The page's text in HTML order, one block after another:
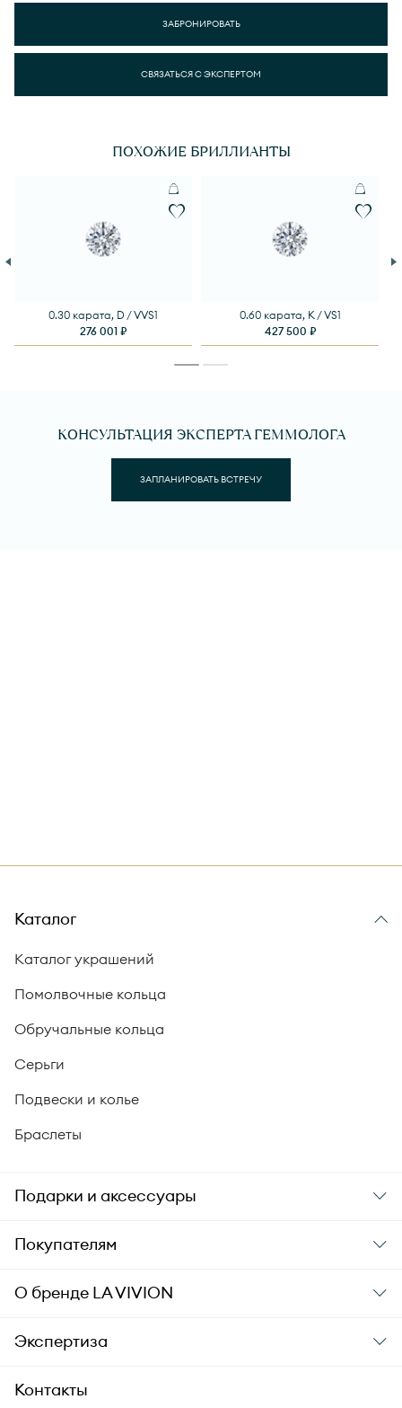
ЗАБРОНИРОВАТЬ
СВЯЗАТЬСЯ С ЭКСПЕРТОМ
ПОХОЖИЕ БРИЛЛИАНТЫ
0.30 карата, D / VVS1
276 001 ₽
0.60 карата, K / VS1
427 500 ₽
КОНСУЛЬТАЦИЯ ЭКСПЕРТА ГЕММОЛОГА
ЗАПЛАНИРОВАТЬ ВСТРЕЧУ
Каталог
Каталог украшений
Помолвочные кольца
Обручальные кольца
Серьги
Подвески и колье
Браслеты
Подарки и аксессуары
Подарки
Уход за украшениями
Аксессуары
Покупателям
Заказ и оплата
Гарантия подлинности
Комплект документов
О бренде LA VIVION
О компании
Экспертиза
Академия LA VIVION
Контакты